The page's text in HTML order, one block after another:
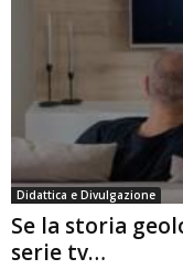
Didattica e Divulgazione
Se la storia
serie tv…